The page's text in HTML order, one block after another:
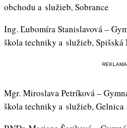
obchodu a služieb, Sobrance
Ing. Ľubomíra Stanislavová –
škola techniky a služieb, Spišská
REKLAMA
Mgr. Miroslava Petríková –
škola techniky a služieb, Gelnica